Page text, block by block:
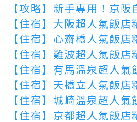
【攻略】新手專用！京
【住宿】大阪超人氣飯店
【住宿】心齋橋人氣飯店
【住宿】難波超人氣飯店
【住宿】有馬溫泉超人氣
【住宿】天橋立人氣飯店
【住宿】城崎溫泉超人氣
【住宿】京都超人氣飯店